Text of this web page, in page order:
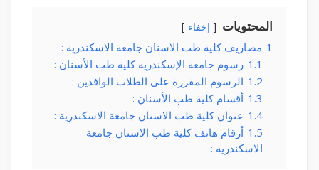
المحتويات إخفاء
1 مصاريف كلية طب الاسنان جامعة الاسكندرية :
1.1 رسوم جامعة الإسكندرية كلية طب الأسنان :
1.2 الرسوم المقررة على الطلاب الوافدين :
1.3 أقسام كلية طب الأسنان :
1.4 عنوان كلية طب الاسنان جامعة الاسكندرية :
1.5 أرقام هاتف كلية طب الاسنان جامعة
الاسكندرية :